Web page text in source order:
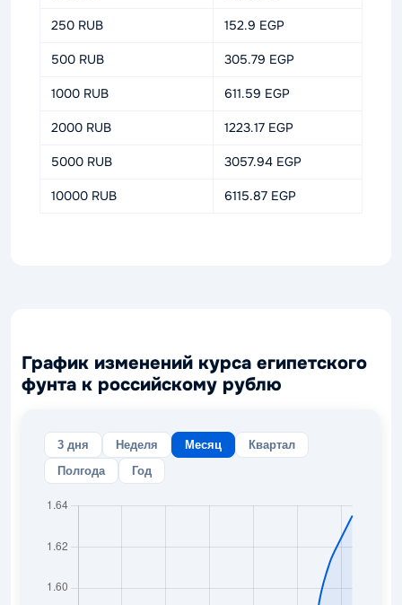
250 RUB 152.9 EGP
500 RUB 305.79 EGP
1000 RUB 611.59 EGP
2000 RUB 1223.17 EGP
5000 RUB 3057.94 EGP
10000 RUB 6115.87 EGP
График изменений курса египетского
фунта к российскому рублю
3 дня Неделя Месяц
Квартал
Полгода
Год